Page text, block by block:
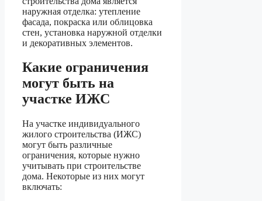
наружная отделка: утепление
фасада, покраска или облицовка
стен, установка наружной отделки
и декоративных элементов.
Какие ограничения
могут быть на
участке ИЖС
На участке индивидуального
жилого строительства (ИЖС)
могут быть различные
ограничения, которые нужно
учитывать при строительстве
дома. Некоторые из них могут
включать: